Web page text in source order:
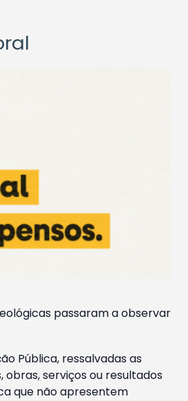
passaram a observar
Pública, ressalvadas as
serviços ou resultados
que não apresentem